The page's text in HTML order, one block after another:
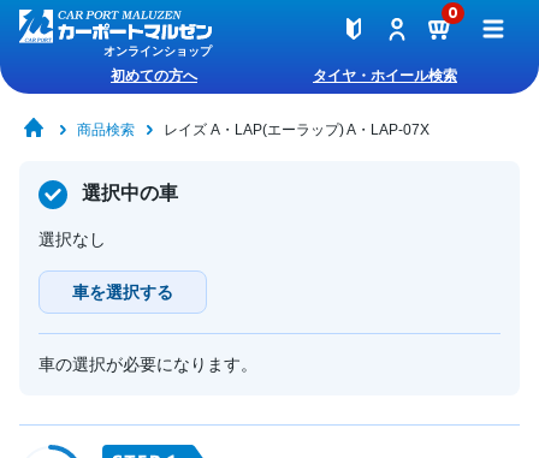
オンラインショップ
0
初めての方へ タイヤ・ホイール検索
商品検索 レイズ A・LAP(エーラップ) A・LAP-07X
選択中の車
選択なし
車を選択する
車の選択が必要になります。